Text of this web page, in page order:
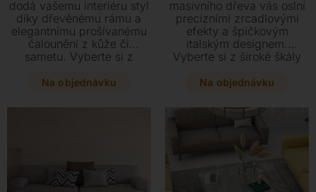
dodá vašemu interiéru styl
díky dřevěnému rámu a
elegantnímu prošívanému
čalounění z kůže či
sametu. Vyberte si z
konzolí nebo
mnoha exkluzivních
variantu pro náročné
milovníky designu.
Na objednávku
masivního dřeva vás oslní
precizními zrcadlovými
efekty a špičkovým
italským designem.
Vyberte si z široké škály
nočních stolků v luxusním
nebo dubu s kovovou
základnou.
Na objednávku